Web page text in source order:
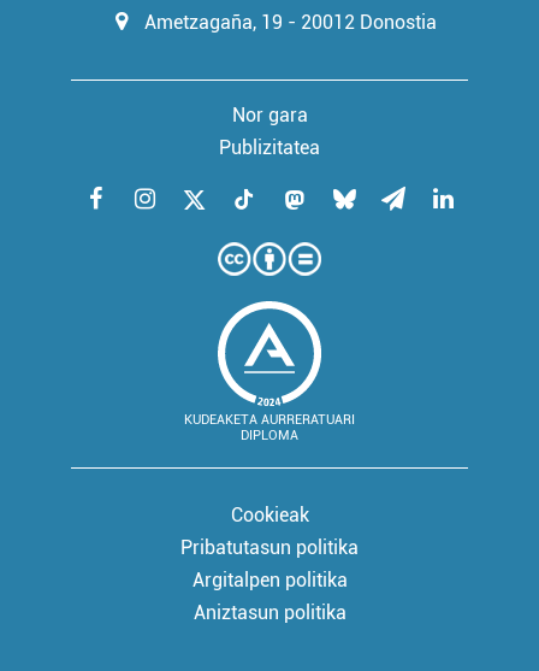
Ametzagaña, 19 - 20012 Donostia
Nor gara
Publizitatea
KUDEAKETA AURRERATUARI
DIPLOMA
Cookieak
Pribatutasun politika
Argitalpen politika
Aniztasun politika